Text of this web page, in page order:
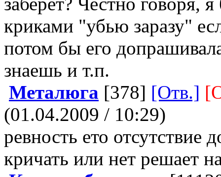
криками "убью заразу"
потом бы его
знаешь и т.п.
Металюга [378] [Отв.]
(01.04.2009 / 10:29)
ревность ето отсутствие
кричать или нет решает